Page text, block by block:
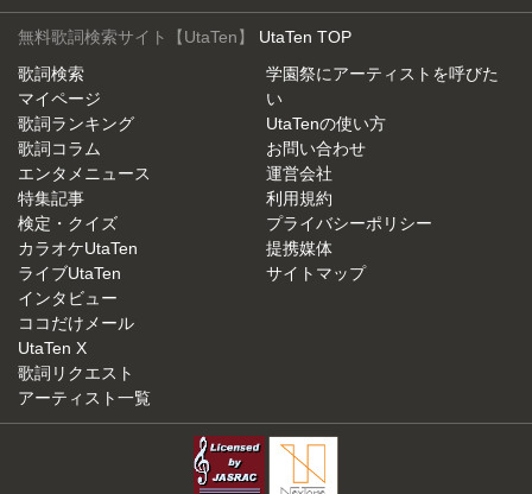
無料歌詞検索サイト【UtaTen】 UtaTen TOP
歌詞検索
マイページ
歌詞ランキング
歌詞コラム
エンタメニュース
特集記事
検定・クイズ
カラオケUtaTen
ライブUtaTen
インタビュー
ココだけメール
UtaTen X
歌詞リクエスト
アーティスト一覧
学園祭にアーティストを呼びた
い
UtaTenの使い方
お問い合わせ
運営会社
利用規約
プライバシーポリシー
提携媒体
サイトマップ